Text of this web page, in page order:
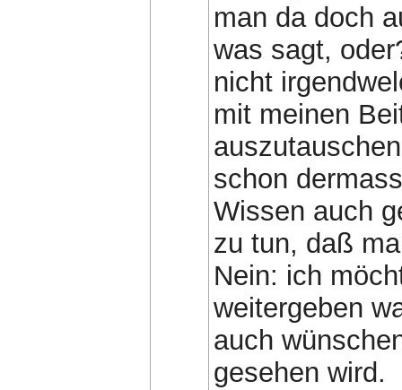
man da doch
was sagt,
nicht
mit meinen
schon
Wissen auch
zu tun, daß
Nein: ich
weitergeben
auch
gesehen wird.